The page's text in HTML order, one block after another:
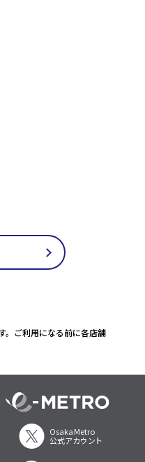
。ご利用になる前に各店舗
Osaka Metro
公式アカウント